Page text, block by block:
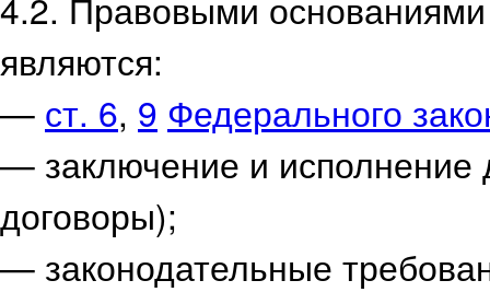
являются:
— ст. 6, 9 Федерального
— заключение и исполнение
договоры);
— законодательные